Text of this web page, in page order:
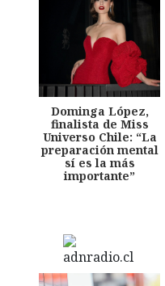
Dominga López,
finalista de Miss
Universo Chile: “La
preparación mental
sí es la más
importante”